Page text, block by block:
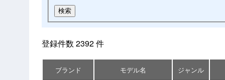
登録件数 2392 件
ブランド モデル名 ジャンル